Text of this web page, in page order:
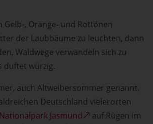
Gelb-, Orange- und Rottönen
der Laubbäume zu leuchten, dann
Waldwege verwandeln sich zu
duftet würzig.
auch Altweibersommer genannt,
Deutschland vielerorten
Nationalpark Jasmund
auf Rügen im